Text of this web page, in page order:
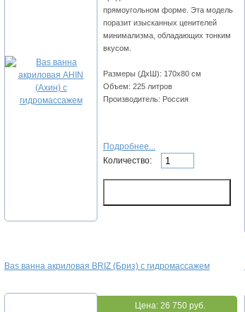
прямоугольном форме. Эта модель
поразит изысканных ценителей
минимализма, обладающих тонким
вкусом.
Размеры (ДхШ): 170х80 см
Объем: 225 литров
Производитель: Россия
Подробнее...
Количество:
Bas ванна акриловая BRIZ (Бриз) с гидромассажем
Цена: 26 750 руб.